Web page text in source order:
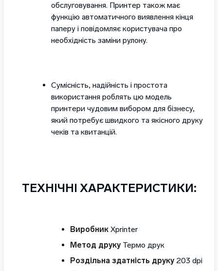
обслуговування. Принтер також має
функцію автоматичного виявлення кінця
паперу і повідомляє користувача про
необхідність заміни рулону.
Сумісність, надійність і простота
використання роблять цю модель
принтери чудовим вибором для бізнесу,
який потребує швидкого та якісного друку
чеків та квитанцій.
ТЕХНІЧНІ ХАРАКТЕРИСТИКИ:
ВиробникXprinter
Метод друкуТермо друк
Роздільна здатність друку 203 dpi